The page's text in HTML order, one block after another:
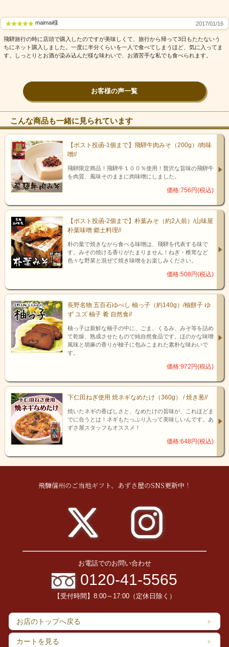
渡辺酒造の前身は、両替屋の傍ら、生糸を製造し京都に販売し産
を成していました。酒造りを始めたのは明治3年(1870)、5代目久右
衛門章。生糸の商いで京都を旅した折に口にした、酒の旨さが忘
れられず、自身も旨い酒を作りたいと飛騨にて酒造りを始めまし
た。 出来上がった酒は至極好評で、「えもいわれぬ、珠玉のしず
その酒は、今やモンドセレクション最高金賞受賞の栄誉を達成
し、世界の酒通にも認められる渡辺酒造の代表的な美酒「蓬莱」
です。「蓬莱」は仙人が住むと云われる不老長寿の桃源郷であ
り、人に慶びを与え、開運をもたらす縁起のよい「酒ことば」で
もあります。
maimai様 2017/01/16
飛騨旅行の時に店頭で購入したのですが美味しくて、旅行から帰って3日もたたないう
ちにネット購入しました。一度に半分くらいを一人で食べてしまうほど、気に入ってま
す。しっとりとお酒が染み込んだ様な味わいで、お酒苦手な私でも食べられます。
お客様の声一覧
こんな商品も一緒に見られています
【ポスト投函-1個まで】飛騨牛肉みそ（200g）/肉味
噌//
飛騨限定商品！飛騨牛１００％使用！贅沢な旨味の飛騨牛
を肉質、風味そのままに肉味噌にしました。
価格:756円(税込)
【ポスト投函-2個まで】朴葉みそ（約2人前）/山味屋
朴葉味噌 郷土料理//
朴の葉で焼きながら食べる味噌は、飛騨を代表する味で
す。みその焼ける香りがたまりません！ねぎ・椎茸など
色々な野菜と混ぜて焼き味噌をお楽しみください。
価格:508円(税込)
長野名物 五百石ゆべし 柚っ子（約140g）/柚餅子 ゆ
ず ユズ 柚子 肴 自然食//
柚っ子は新鮮な柚子の中に、ごま、くるみ、みそ等を詰め
て乾燥、熟成させたもので純自然食品です。ほのかな味噌
風味と胡麻の香りが柚子に包みこまれた素朴な味わいで
す。
価格:972円(税込)
下仁田ねぎ使用 焼ネギなめたけ（360g） / 焼き葱//
焼いたネギの香ばしさと、なめたけの旨味が、これほどま
でに合うとは！ネギもたっぷり入って美味しいんです。あ
ずさ屋スタッフもオススメ！
価格:648円(税込)
飛騨信州のご当地ギフト、あずさ屋のSNS更新中！
お電話でのお問い合わせ
0120-41-5565
【受付時間】8:00～17:00（定休日除く）
お店のトップへ戻る
カートを見る